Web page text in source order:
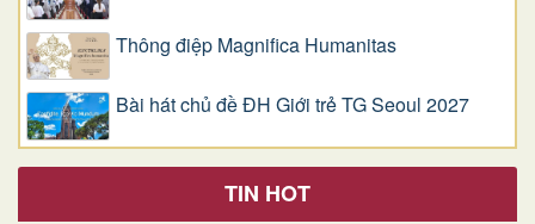
Thông điệp Magnifica Humanitas
Bài hát chủ đề ĐH Giới trẻ TG Seoul 2027
TIN HOT